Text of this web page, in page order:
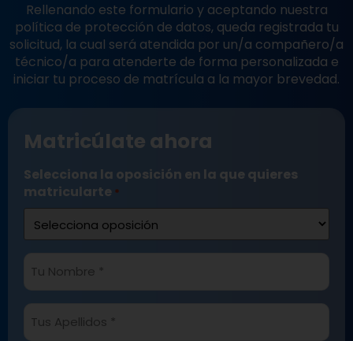
Rellenando este formulario y aceptando nuestra
política de protección de datos, queda registrada tu
solicitud, la cual será atendida por un/a compañero/a
técnico/a para atenderte de forma personalizada e
iniciar tu proceso de matrícula a la mayor brevedad.
Matricúlate ahora
Selecciona la oposición en la que quieres
matricularte *
Tu
Nombre
Tus
Apellidos